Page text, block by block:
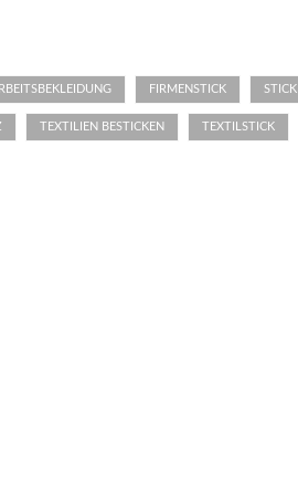
FIRMENSTICK STICK
TEXTILIEN BESTICKEN TEXTILSTICK